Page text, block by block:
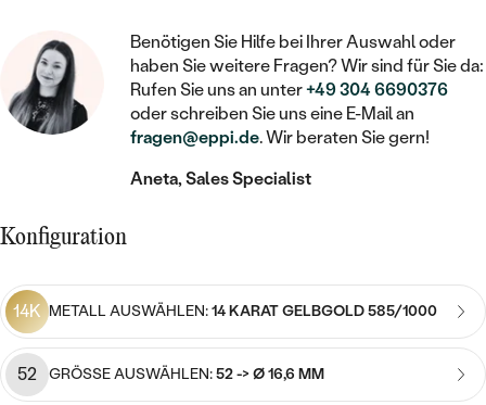
NACH PREIS
GÜNSTIG
LUXURIÖSE
FARBIGE DIAMANTEN ZUM EINFASSEN
NACH EDELSTEIN
MIT DIAMANT
MIT MOISSANIT
MIT FARBIGEN DIAMANTEN
MIT SCHWARZEN DIAMANTEN
SCHMUCKZUBEHÖR
NACH MATERIAL
SILBER
PLATIN
NACH STEIN
DIAMANTSCHMUCK
NACH STEIN
MIT DIAMANT
MIT EDELSTEIN
PREISWERTE
LUXURIÖSE
HERZKETTEN
MIT TIEREN
NACH EDELSTEIN
MIT DIAMANT
MIT EDELSTEIN
PERLENKETTEN
NACH PREIS
NACH EDELSTEIN
MIT DIAMANT
MIT EDELSTEIN
PERLENRINGE
NACH PREIS
PREISWERTE
Benötigen Sie Hilfe bei Ihrer Auswahl oder
haben Sie weitere Fragen? Wir sind für Sie da:
Rufen Sie uns an unter+49 304 6690376
oder schreiben Sie uns eine E-Mail an
fragen@eppi.de. Wir beraten Sie gern!
Aneta, Sales Specialist
Konfiguration
14K METALL AUSWÄHLEN:14 KARAT GELBGOLD 585/1000
52 GRÖSSE AUSWÄHLEN:52 -> Ø 16,6 MM